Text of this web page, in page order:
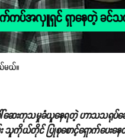
ကပ်အလှူရှင် ရှာနေတဲ့ ခင်သ
ယ်။
ါ်ဆေးကုသမှုခံယူနေရတဲ့ ဟာသသရု
ကိုယ်တိုင် ပြုစုစောင့်ရှောက်ပေးန